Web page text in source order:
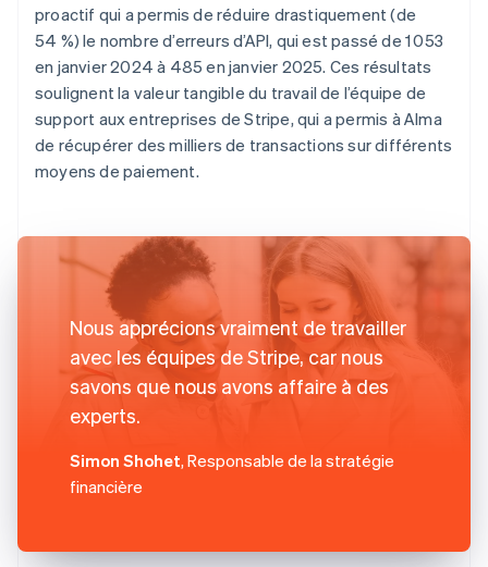
proactif qui a permis de réduire drastiquement (de
54 %) le nombre d’erreurs d’API, qui est passé de 1 053
en janvier 2024 à 485 en janvier 2025. Ces résultats
soulignent la valeur tangible du travail de l’équipe de
support aux entreprises de Stripe, qui a permis à Alma
de récupérer des milliers de transactions sur différents
moyens de paiement.
Nous apprécions vraiment de travailler
avec les équipes de Stripe, car nous
savons que nous avons affaire à des
experts.
Simon Shohet, Responsable de la stratégie
financière